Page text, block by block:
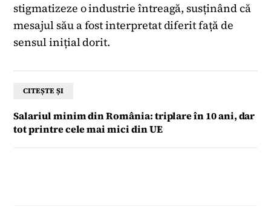
stigmatizeze o industrie întreagă, susținând că
mesajul său a fost interpretat diferit față de
sensul inițial dorit.
CITEȘTE ȘI
Salariul minim din România: triplare în 10 ani, dar
tot printre cele mai mici din UE